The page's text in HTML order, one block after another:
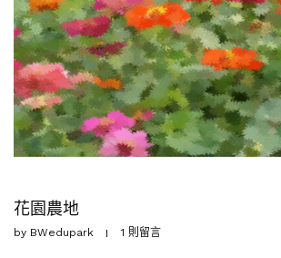
花園農地
by BWedupark 1 則留言